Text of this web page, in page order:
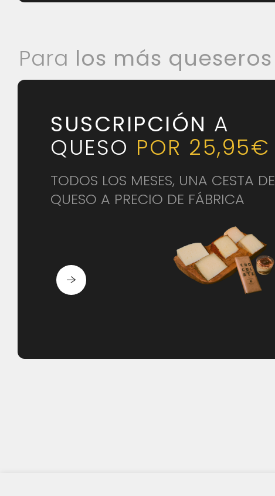
Para los más queseros
SUSCRIPCIÓN A
QUESO POR 25,95€
TODOS LOS MESES, UNA CESTA DE
QUESO A PRECIO DE FÁBRICA